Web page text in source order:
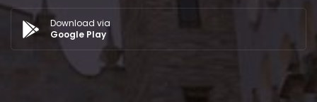
Download via
Google Play